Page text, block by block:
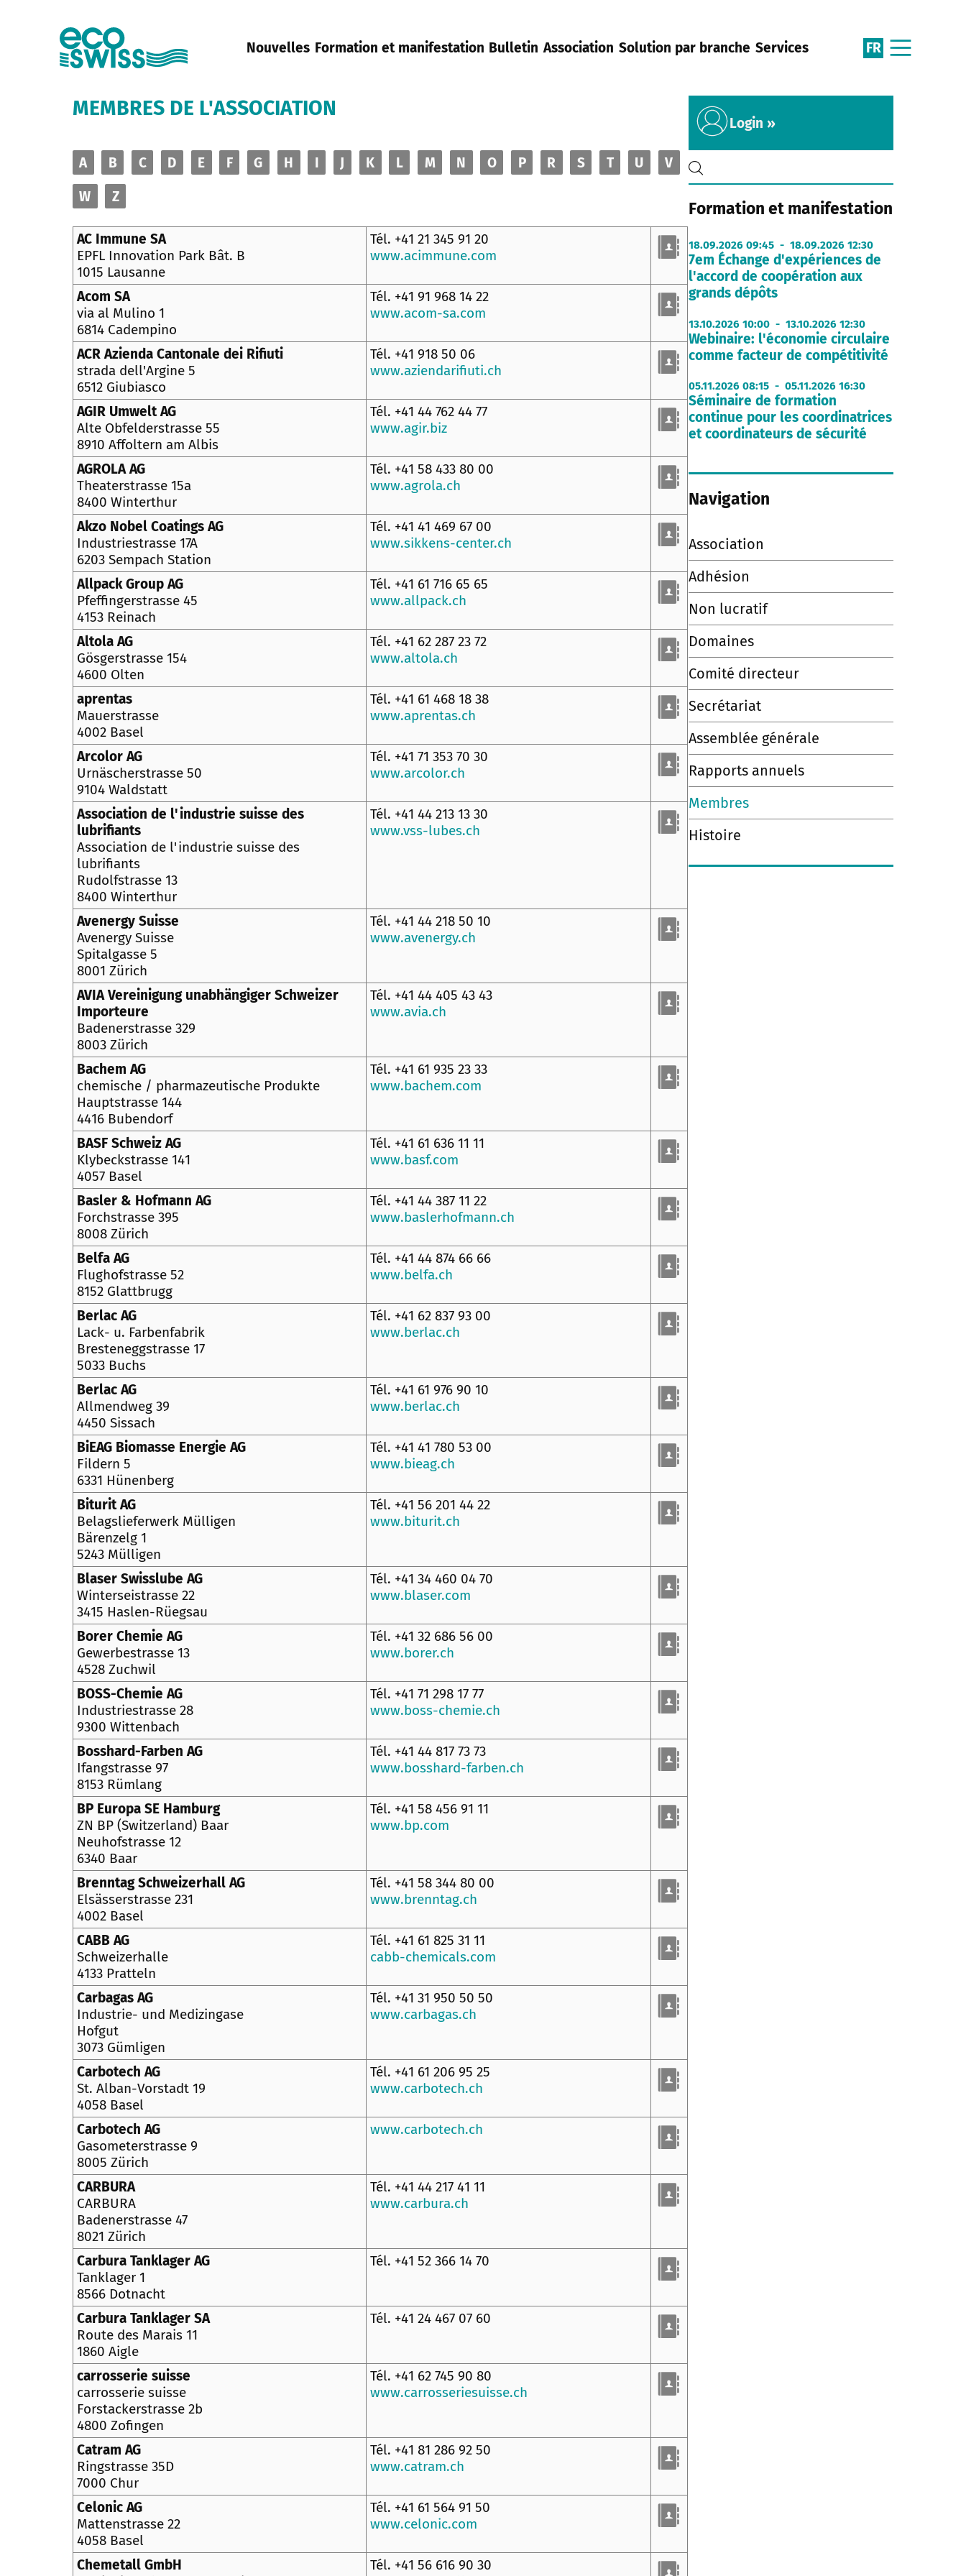
Nouvelles Formation et manifestation Bulletin Association Solution par branche Services FR
MEMBRES DE L'ASSOCIATION
A B C D E F G H I J K L M N O P R S T U V
W Z
AC Immune SA
EPFL Innovation Park Bât. B
1015 Lausanne
Tél. +41 21 345 91 20
www.acimmune.com
Acom SA
via al Mulino 1
6814 Cadempino
Tél. +41 91 968 14 22
www.acom-sa.com
ACR Azienda Cantonale dei Rifiuti
strada dell'Argine 5
6512 Giubiasco
Tél. +41 918 50 06
www.aziendarifiuti.ch
AGIR Umwelt AG
Alte Obfelderstrasse 55
8910 Affoltern am Albis
Tél. +41 44 762 44 77
www.agir.biz
AGROLA AG
Theaterstrasse 15a
8400 Winterthur
Tél. +41 58 433 80 00
www.agrola.ch
Akzo Nobel Coatings AG
Industriestrasse 17A
6203 Sempach Station
Tél. +41 41 469 67 00
www.sikkens-center.ch
Allpack Group AG
Pfeffingerstrasse 45
4153 Reinach
Tél. +41 61 716 65 65
www.allpack.ch
Altola AG
Gösgerstrasse 154
4600 Olten
Tél. +41 62 287 23 72
www.altola.ch
aprentas
Mauerstrasse
4002 Basel
Tél. +41 61 468 18 38
www.aprentas.ch
Arcolor AG
Urnäscherstrasse 50
9104 Waldstatt
Tél. +41 71 353 70 30
www.arcolor.ch
Association de l'industrie suisse des
lubrifiants
Association de l'industrie suisse des
lubrifiants
Rudolfstrasse 13
8400 Winterthur
Tél. +41 44 213 13 30
www.vss-lubes.ch
Avenergy Suisse
Avenergy Suisse
Spitalgasse 5
8001 Zürich
Tél. +41 44 218 50 10
www.avenergy.ch
AVIA Vereinigung unabhängiger Schweizer
Importeure
Badenerstrasse 329
8003 Zürich
Tél. +41 44 405 43 43
www.avia.ch
Bachem AG
chemische / pharmazeutische Produkte
Hauptstrasse 144
4416 Bubendorf
Tél. +41 61 935 23 33
www.bachem.com
BASF Schweiz AG
Klybeckstrasse 141
4057 Basel
Tél. +41 61 636 11 11
www.basf.com
Basler & Hofmann AG
Forchstrasse 395
8008 Zürich
Tél. +41 44 387 11 22
www.baslerhofmann.ch
Belfa AG
Flughofstrasse 52
8152 Glattbrugg
Tél. +41 44 874 66 66
www.belfa.ch
Berlac AG
Lack- u. Farbenfabrik
Bresteneggstrasse 17
5033 Buchs
Tél. +41 62 837 93 00
www.berlac.ch
Berlac AG
Allmendweg 39
4450 Sissach
Tél. +41 61 976 90 10
www.berlac.ch
BiEAG Biomasse Energie AG
Fildern 5
6331 Hünenberg
Tél. +41 41 780 53 00
www.bieag.ch
Biturit AG
Belagslieferwerk Mülligen
Bärenzelg 1
5243 Mülligen
Tél. +41 56 201 44 22
www.biturit.ch
Blaser Swisslube AG
Winterseistrasse 22
3415 Haslen-Rüegsau
Tél. +41 34 460 04 70
www.blaser.com
Borer Chemie AG
Gewerbestrasse 13
4528 Zuchwil
Tél. +41 32 686 56 00
www.borer.ch
BOSS-Chemie AG
Industriestrasse 28
9300 Wittenbach
Tél. +41 71 298 17 77
www.boss-chemie.ch
Bosshard-Farben AG
Ifangstrasse 97
8153 Rümlang
Tél. +41 44 817 73 73
www.bosshard-farben.ch
BP Europa SE Hamburg
ZN BP (Switzerland) Baar
Neuhofstrasse 12
6340 Baar
Tél. +41 58 456 91 11
www.bp.com
Brenntag Schweizerhall AG
Elsässerstrasse 231
4002 Basel
Tél. +41 58 344 80 00
www.brenntag.ch
CABB AG
Schweizerhalle
4133 Pratteln
Tél. +41 61 825 31 11
cabb-chemicals.com
Carbagas AG
Industrie- und Medizingase
Hofgut
3073 Gümligen
Tél. +41 31 950 50 50
www.carbagas.ch
Carbotech AG
St. Alban-Vorstadt 19
4058 Basel
Tél. +41 61 206 95 25
www.carbotech.ch
Carbotech AG
Gasometerstrasse 9
8005 Zürich
www.carbotech.ch
CARBURA
CARBURA
Badenerstrasse 47
8021 Zürich
Tél. +41 44 217 41 11
www.carbura.ch
Carbura Tanklager AG
Tanklager 1
8566 Dotnacht
Tél. +41 52 366 14 70
Carbura Tanklager SA
Route des Marais 11
1860 Aigle
Tél. +41 24 467 07 60
carrosserie suisse
carrosserie suisse
Forstackerstrasse 2b
4800 Zofingen
Tél. +41 62 745 90 80
www.carrosseriesuisse.ch
Catram AG
Ringstrasse 35D
7000 Chur
Tél. +41 81 286 92 50
www.catram.ch
Celonic AG
Mattenstrasse 22
4058 Basel
Tél. +41 61 564 91 50
www.celonic.com
Chemetall GmbH
Tél. +41 56 616 90 30
Login »
Formation et manifestation
18.09.2026 09:45 - 18.09.2026 12:30
7em Échange d'expériences de
l'accord de coopération aux
grands dépôts
13.10.2026 10:00 - 13.10.2026 12:30
Webinaire: l'économie circulaire
comme facteur de compétitivité
05.11.2026 08:15 - 05.11.2026 16:30
Séminaire de formation
continue pour les coordinatrices
et coordinateurs de sécurité
Navigation
Association
Adhésion
Non lucratif
Domaines
Comité directeur
Secrétariat
Assemblée générale
Rapports annuels
Membres
Histoire